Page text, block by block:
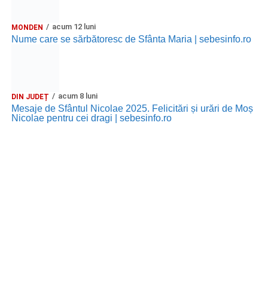
MONDEN acum 12 luni
Nume care se sărbătoresc de Sfânta Maria | sebesinfo.ro
DIN JUDEȚ acum 8 luni
Mesaje de Sfântul Nicolae 2025. Felicitări și urări de Moș
Nicolae pentru cei dragi | sebesinfo.ro